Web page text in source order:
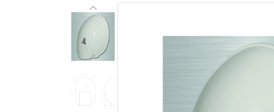
Précédentkeyboard_arrow_left